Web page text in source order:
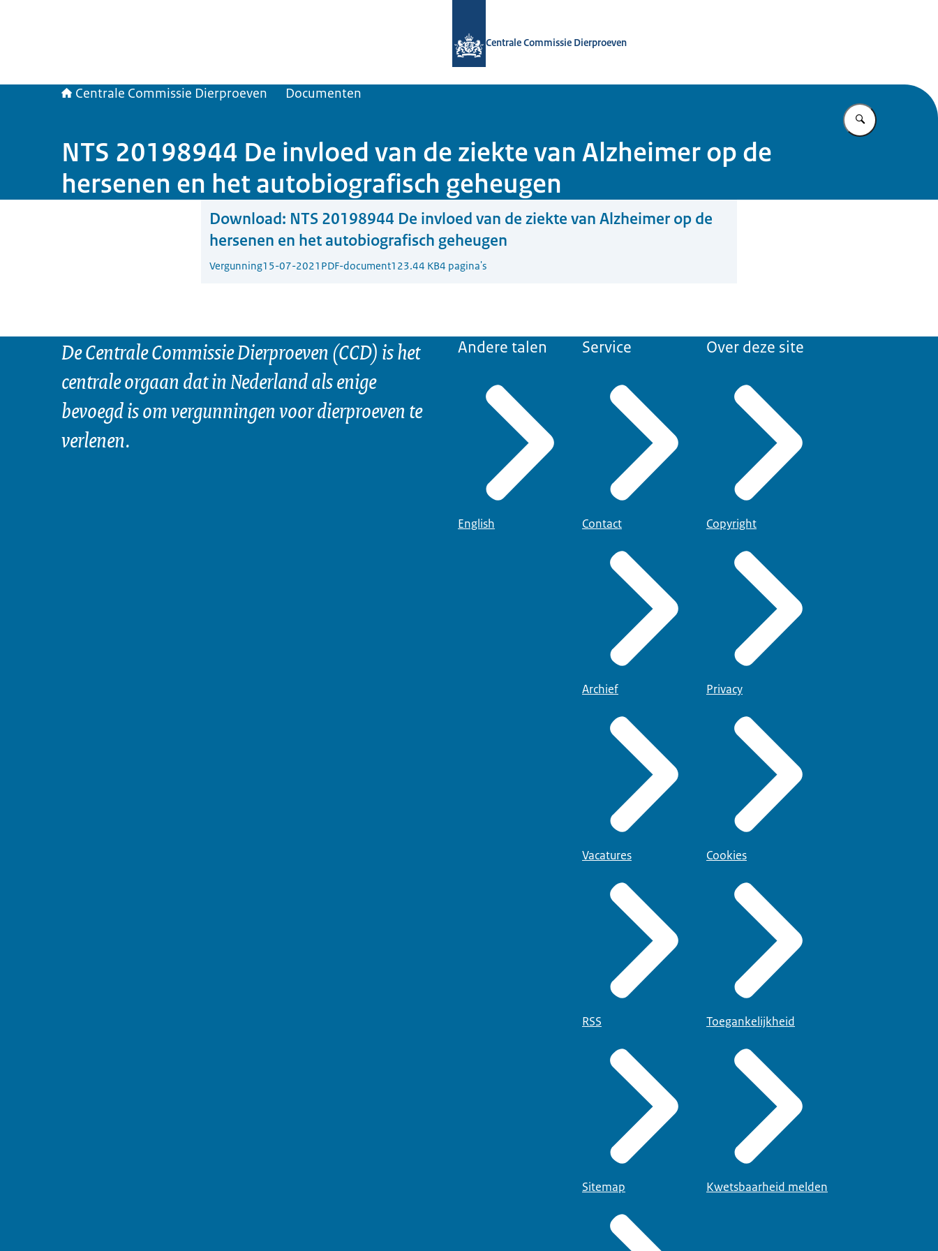
Centrale Commissie Dierproeven
Centrale Commissie Dierproeven Documenten
Vul in wat u
NTS 20198944 De invloed van de ziekte van Alzheimer op de
hersenen en het autobiografisch geheugen
Download: NTS 20198944 De invloed van de ziekte van Alzheimer op de
hersenen en het autobiografisch geheugen
Vergunning15-07-2021 PDF-document123.44 KB4 pagina's
De Centrale Commissie Dierproeven (CCD) is het
centrale orgaan dat in Nederland als enige
bevoegd is om vergunningen voor dierproeven te
verlenen.
Andere talen
English
Service
Contact
Archief
Vacatures
RSS
Sitemap
Over deze site
Copyright
Privacy
Cookies
Toegankelijkheid
Kwetsbaarheid melden